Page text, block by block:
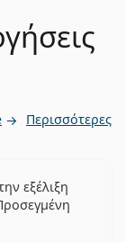
Περισσότερες
εξέλιξη